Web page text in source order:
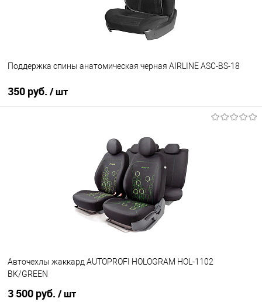
Поддержка спины анатомическая черная AIRLINE ASC-BS-18
350 руб. / шт
В наличии
Авточехлы жаккард AUTOPROFI HOLOGRAM HOL-1102
BK/GREEN
3 500 руб. / шт